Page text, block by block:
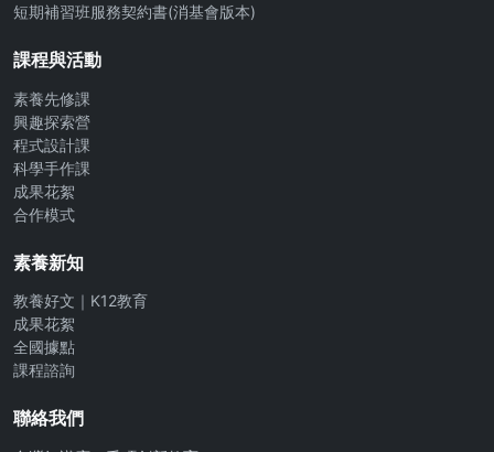
短期補習班服務契約書(消基會版本)
課程與活動
素養先修課
興趣探索營
程式設計課
科學手作課
成果花絮
合作模式
素養新知
教養好文｜K12教育
成果花絮
全國據點
課程諮詢
聯絡我們